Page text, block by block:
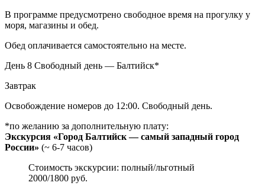
В программе предусмотрено свободное время на прогулку у
моря, магазины и обед.
Обед оплачивается самостоятельно на месте.
День 8 Свободный день — Балтийск*
Завтрак
Освобождение номеров до 12:00. Свободный день.
*по желанию за дополнительную плату:
Экскурсия «Город Балтийск — самый западный город
России» (~ 6-7 часов)
Стоимость экскурсии: полный/льготный
2000/1800 руб.